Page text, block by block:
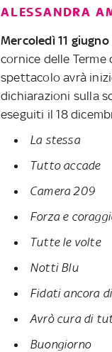
ALESSANDRA
Mercoledì 11 giugno
cornice delle
spettacolo avrà
dichiarazioni sulla
eseguiti il 18
La stessa
Tutto accade
Camera 209
Forza e
Tutte le volte
Notti Blu
Fidati ancora
Avrò cura di
Buongiorno